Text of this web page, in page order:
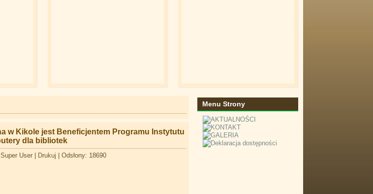
w Kikole jest Beneficjentem Programu Instytutu
dla bibliotek
Super User Drukuj Odsłony: 18690
Menu Strony